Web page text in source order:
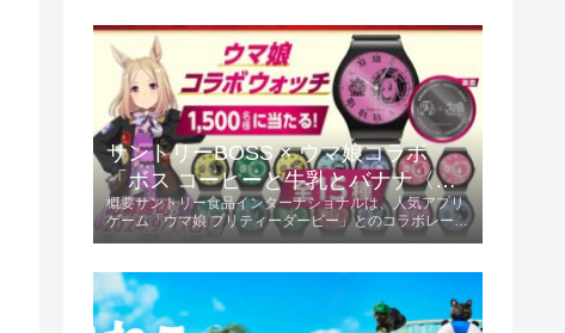
ます。商品の特長爽やかな味わい...
サントリーBOSS × ウマ娘コラボ
「ボス コーヒーと牛乳とバナナ〈ウ
マ娘デザイン〉」2024年6月4日発
売！
概要サントリー食品インターナショナルは、人気アプリ
ゲーム「ウマ娘 プリティーダービー」とのコラボレーシ
この商品は185g容量で、価格は税...